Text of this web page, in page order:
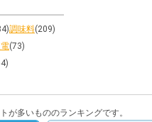
調味料(209)
(73)
が多いもののランキングです。